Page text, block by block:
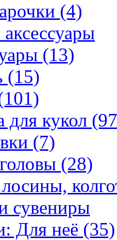
(4)
(13)
(15)
для кукол
(7)
(28)
сувениры
Для неё (35)